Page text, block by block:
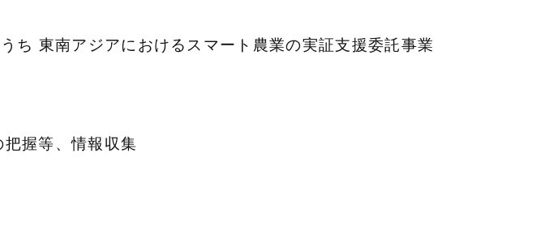
ち 東南アジアにおけるスマート農業の実証支援委託事業
握等、情報収集